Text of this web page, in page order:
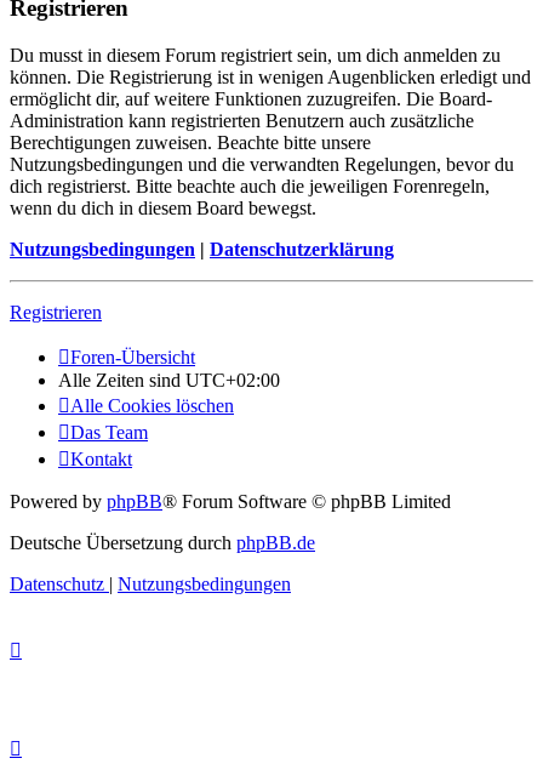
Registrieren
Du musst in diesem Forum registriert sein, um dich anmelden zu
können. Die Registrierung ist in wenigen Augenblicken erledigt und
ermöglicht dir, auf weitere Funktionen zuzugreifen. Die Board-
Administration kann registrierten Benutzern auch zusätzliche
Berechtigungen zuweisen. Beachte bitte unsere
Nutzungsbedingungen und die verwandten Regelungen, bevor du
dich registrierst. Bitte beachte auch die jeweiligen Forenregeln,
wenn du dich in diesem Board bewegst.
Nutzungsbedingungen | Datenschutzerklärung
Registrieren
Foren-Übersicht
Alle Zeiten sind UTC+02:00
Alle Cookies löschen
Das Team
Kontakt
Powered by phpBB® Forum Software © phpBB Limited
Deutsche Übersetzung durch phpBB.de
Datenschutz | Nutzungsbedingungen